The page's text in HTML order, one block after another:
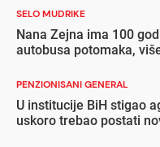
SELO MUDRIKE
Nana Zejna ima 100
autobusa potomaka,
PENZIONISANI GENERAL
U institucije BiH stigao
uskoro trebao postati